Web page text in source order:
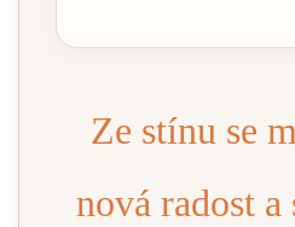
Ze stínu se
nová radost